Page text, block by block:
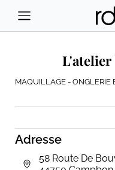
Adresse
58 Route De
L'atelier
MAQUILLAGE - ONGLERIE